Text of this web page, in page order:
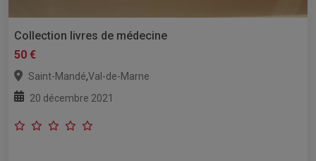
Collection livres de médecine
50 €
Saint-Mandé,Val-de-Marne
20 décembre 2021